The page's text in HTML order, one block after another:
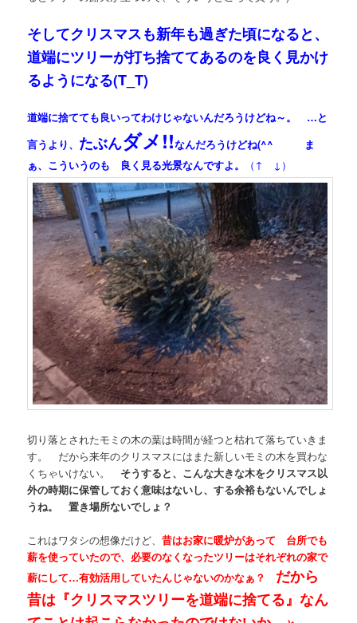
そしてクリスマスも新年も過ぎた頃になると、
道端にツリーが打ち捨ててあるのを良く見かけ
るようになる(T_T)
道端に捨てても良いってわけじゃないんだろうけどね～。 …と
言うより、 たぶんダメ!!なんだろうけどね(^^ゞ ま
ぁ、こういうのも 良く見る光景なんですよ。
（↑ ↓）
切り落とされたモミの木の葉は時間が経つと枯れて落ちていきま
す。 だから来年のクリスマスにはまた新しいモミの木を買わな
くちゃいけない。 そうすると、こんな大きな木をクリスマス以
外の時期に保管しておく意味はないし、する余裕もないんでしょ
うね。 置き場所ないでしょ？
これはワタシの想像だけど、昔はお家に暖炉があって 台所でも
薪を使っていたので、必要のなくなったツリーはそれぞれの家で
薪にして…有効活用していたんじゃないのかなぁ？ だから
昔は『クリスマスツリーを道端に捨てる』なん